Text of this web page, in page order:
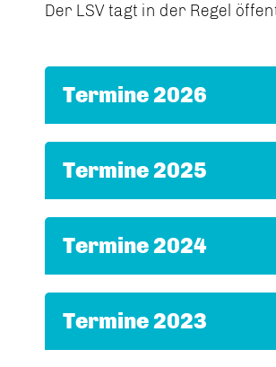
Der LSV tagt in der Regel
Termine 2026
Termine 2025
Termine 2024
Termine 2023